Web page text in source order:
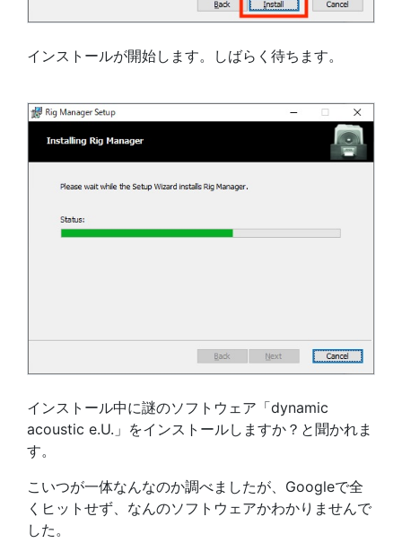
インストールが開始します。しばらく待ちます。
インストール中に謎のソフトウェア「dynamic
acoustic e.U.」をインストールしますか？と聞かれま
す。
こいつが一体なんなのか調べましたが、Googleで全
くヒットせず、なんのソフトウェアかわかりませんで
した。